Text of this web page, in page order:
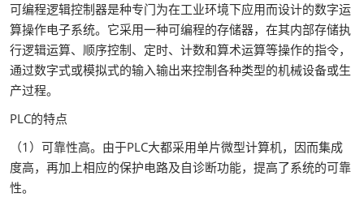
可编程逻辑控制器是种专门为在工业环境下应用而设计的数字运
算操作电子系统。它采用一种可编程的存储器，在其内部存储执
行逻辑运算、顺序控制、定时、计数和算术运算等操作的指令，
通过数字式或模拟式的输入输出来控制各种类型的机械设备或生
产过程。
PLC的特点
（1）可靠性高。由于PLC大都采用单片微型计算机，因而集成
度高，再加上相应的保护电路及自诊断功能，提高了系统的可靠
性。